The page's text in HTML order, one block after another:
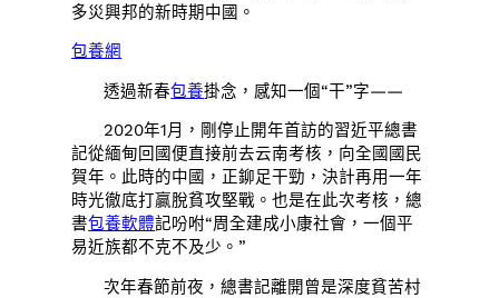
多災興邦的新時期中國。
包養網
透過新春包養掛念，感知一個“干”字——
2020年1月，剛停止開年首訪的習近平總書
記從緬甸回國便直接前去云南考核，向全國國民
賀年。此時的中國，正鉚足干勁，決計再用一年
時光徹底打贏脫貧攻堅戰。也是在此次考核，總
書包養軟體記吩咐“周全建成小康社會，一個平
易近族都不克不及少。”
次年春節前夜，總書記離開曾是深度貧苦村